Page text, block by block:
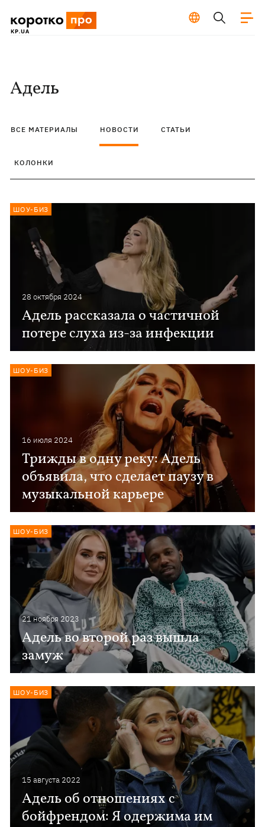
Адель
ВСЕ МАТЕРИАЛЫ НОВОСТИ СТАТЬИ
КОЛОНКИ
28 октября 2024
Адель рассказала о частичной
потере слуха из-за инфекции
ШОУ-БИЗ
16 июля 2024
Трижды в одну реку: Адель
объявила, что сделает паузу в
музыкальной карьере
ШОУ-БИЗ
21 ноября 2023
Адель во второй раз вышла
замуж
ШОУ-БИЗ
15 августа 2022
Адель об отношениях с
бойфрендом: Я одержима им
ШОУ-БИЗ